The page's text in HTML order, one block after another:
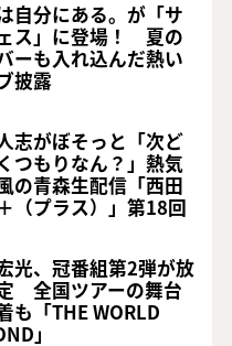
自分にある。が「サ
ス」に登場！ 夏の
ーも入れ込んだ熱い
披露
志がぼそっと「次ど
つもりなん？」熱気
の青森生配信「西田
（プラス）」第18回
光、冠番組第2弾が放
全国ツアーの舞台
も「THE WORLD
」